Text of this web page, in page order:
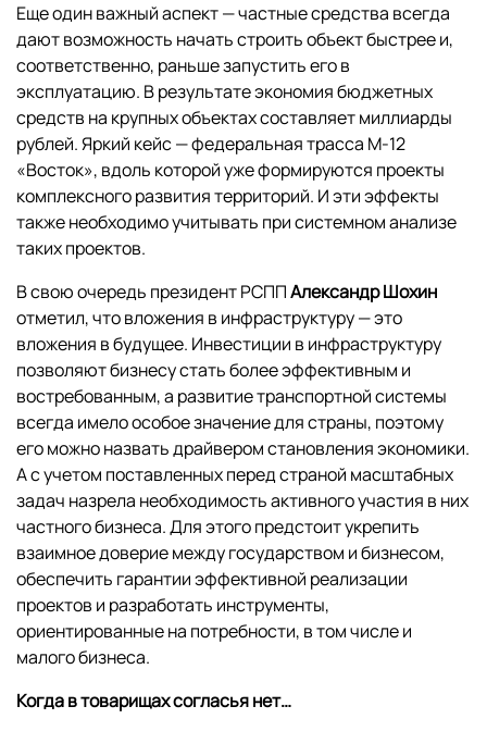
Еще один важный аспект — частные средства всегда
дают возможность начать строить объект быстрее и,
соответственно, раньше запустить его в
эксплуатацию. В результате экономия бюджетных
средств на крупных объектах составляет миллиарды
рублей. Яркий кейс — федеральная трасса М-12
«Восток», вдоль которой уже формируются проекты
комплексного развития территорий. И эти эффекты
также необходимо учитывать при системном анализе
таких проектов.
В свою очередь президент РСППАлександр Шохин
отметил, что вложения в инфраструктуру — это
вложения в будущее. Инвестиции в инфраструктуру
позволяют бизнесу стать более эффективным и
востребованным, а развитие транспортной системы
всегда имело особое значение для страны, поэтому
его можно назвать драйвером становления экономики.
А с учетом поставленных перед страной масштабных
задач назрела необходимость активного участия в них
частного бизнеса. Для этого предстоит укрепить
взаимное доверие между государством и бизнесом,
обеспечить гарантии эффективной реализации
проектов и разработать инструменты,
ориентированные на потребности, в том числе и
малого бизнеса.
Когда в товарищах согласья нет…